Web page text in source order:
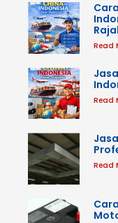
Read
Read
Read